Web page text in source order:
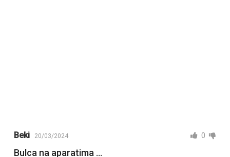
Beki 20/03/2024 0
Bulca na aparatima …